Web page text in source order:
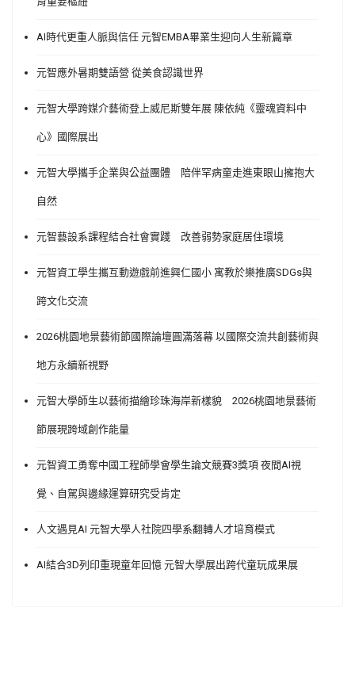
AI時代更重人脈與信任 元智EMBA畢業生迎向人生新篇章
元智應外暑期雙語營 從美食認識世界
元智大學跨媒介藝術登上威尼斯雙年展 陳依純《靈魂資料中
心》國際展出
元智大學攜手企業與公益團體 陪伴罕病童走進東眼山擁抱大
自然
元智藝設系課程結合社會實踐 改善弱勢家庭居住環境
元智資工學生攜互動遊戲前進興仁國小 寓教於樂推廣SDGs與
跨文化交流
2026桃園地景藝術節國際論壇圓滿落幕 以國際交流共創藝術與
地方永續新視野
元智大學師生以藝術描繪珍珠海岸新樣貌 2026桃園地景藝術
節展現跨域創作能量
元智資工勇奪中國工程師學會學生論文競賽3獎項 夜間AI視
覺、自駕與邊緣運算研究受肯定
人文遇見AI 元智大學人社院四學系翻轉人才培育模式
AI結合3D列印重現童年回憶 元智大學展出跨代童玩成果展